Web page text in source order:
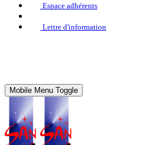
Espace adhérents
Lettre d'information
Mobile Menu Toggle